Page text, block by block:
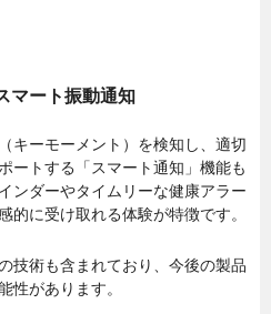
マート振動通知
キーモーメント）を検知し、適切
ートする「スマート通知」機能も
ンダーやタイムリーな健康アラー
的に受け取れる体験が特徴です。
技術も含まれており、今後の製品
性があります。